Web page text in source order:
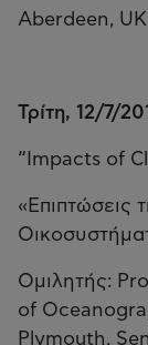
Aberdeen, UK
Τρίτη, 12/7/
“Impacts of
«Επιπτώσεις
Ομιλητής:
of
Plymouth,